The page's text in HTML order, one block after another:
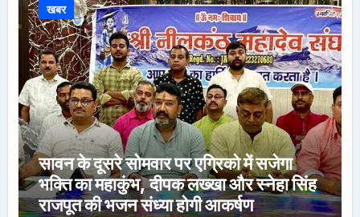
खबर
सावन के दूसरे सोमवार पर एग्रिको में सजेगा
भक्ति का महाकुंभ, दीपक लख्खा और स्नेहा सिंह
राजपूत की भजन संध्या होगी आकर्षण